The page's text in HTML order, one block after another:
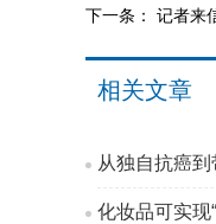
下一条： 记者来
相关文章
从独自抗癌
化妆品可实现